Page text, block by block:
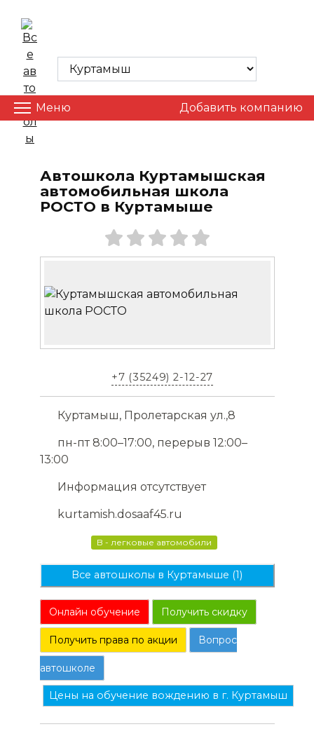
content
Меню Добавить компанию
Автошкола Куртамышская
автомобильная школа
РОСТО в Куртамыше
+7 (35249) 2-12-27
Куртамыш, Пролетарская ул.,8
пн-пт 8:00–17:00, перерыв 12:00–
13:00
Информация отсутствует
kurtamish.dosaaf45.ru
B - легковые автомобили
Все автошколы в Куртамыше (1)
Онлайн обучение Получить скидку
Получить права по акции Вопрос
автошколе
Цены на обучение вождению в г. Куртамыш